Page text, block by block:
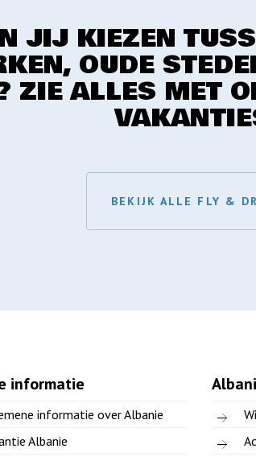
JIJ KIEZEN
OUDE
ZIE ALLES MET
BEKIJK ALLE FLY &
informatie
informatie over Albanie
Albanie